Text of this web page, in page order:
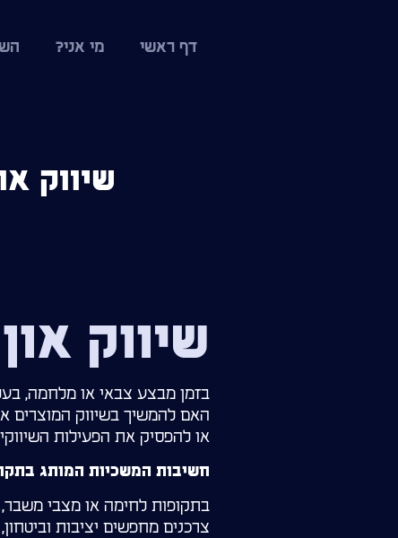
דף ראשי מי אני?
שיווק
שיווק
בזמן מבצע צבאי או מלחמה,
האם להמשיך בשיווק המוצרים
או להפסיק את הפעילות
חשיבות המשכיות המותג
בתקופות לחימה או מצבי
צרכנים מחפשים יציבות